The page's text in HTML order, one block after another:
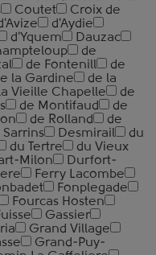
Coutet
Croix de
d'Aydie
d'Yquem
Dauzac
de
de Fontenill
de
la Gardine
de la
Vieille Chapelle
de
de Montifaud
de
de Rolland
de
Sarrins Desmirail
du
du Tertre
du Vieux
Milon
Durfort-
Ferry Lacombe
Fonplegade
Fourcas Hosten
Gassier
Grand Village
Grand-Puy-